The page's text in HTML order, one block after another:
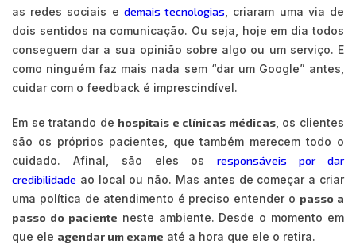
as redes sociais e demais tecnologias , criaram uma via de
dois sentidos na comunicação. Ou seja, hoje em dia todos
conseguem dar a sua opinião sobre algo ou um serviço. E
como ninguém faz mais nada sem “dar um Google” antes,
cuidar com o feedback é imprescindível.
Em se tratando de hospitais e clínicas médicas, os clientes
são os próprios pacientes, que também merecem todo o
cuidado. Afinal, são eles osresponsáveis por dar
credibilidade ao local ou não. Mas antes de começar a criar
uma política de atendimento é preciso entender o passo a
passo do paciente neste ambiente. Desde o momento em
que ele agendar um exame até a hora que ele o retira.